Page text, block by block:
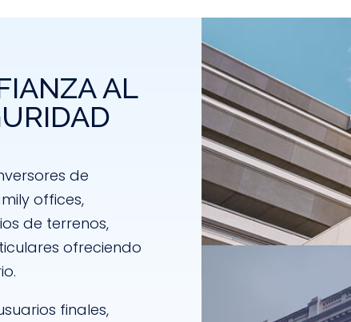
AL
de
offices,
de terrenos,
ofreciendo
finales,